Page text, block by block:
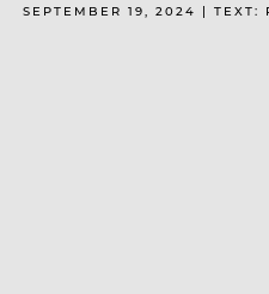
SEPTEMBER 19, 2024 | TEXT: